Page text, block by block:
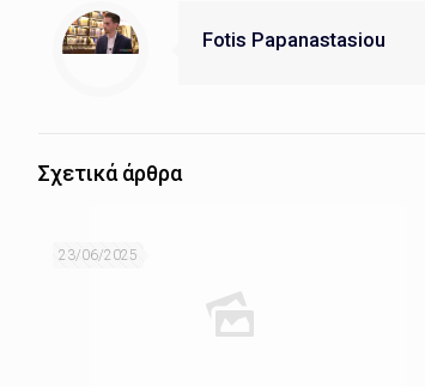
Fotis Papanastasiou
Σχετικά άρθρα
23/06/2025